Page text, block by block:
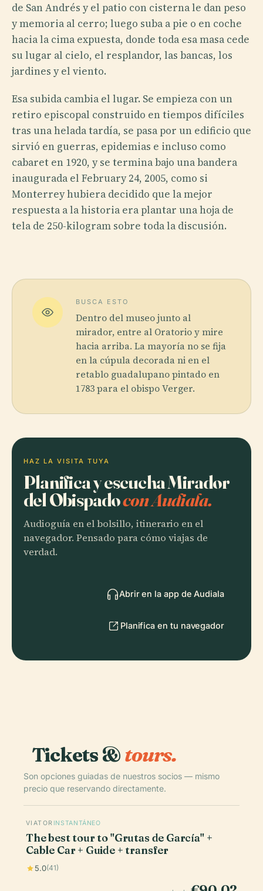
de San Andrés y el patio con cisterna le dan peso
y memoria al cerro; luego suba a pie o en coche
hacia la cima expuesta, donde toda esa masa cede
su lugar al cielo, el resplandor, las bancas, los
jardines y el viento.
Esa subida cambia el lugar. Se empieza con un
retiro episcopal construido en tiempos difíciles
tras una helada tardía, se pasa por un edificio que
sirvió en guerras, epidemias e incluso como
cabaret en 1920, y se termina bajo una bandera
inaugurada el February 24, 2005, como si
Monterrey hubiera decidido que la mejor
respuesta a la historia era plantar una hoja de
tela de 250-kilogram sobre toda la discusión.
BUSCA ESTO
Dentro del museo junto al
mirador, entre al Oratorio y mire
hacia arriba. La mayoría no se fija
en la cúpula decorada ni en el
retablo guadalupano pintado en
1783 para el obispo Verger.
HAZ LA VISITA TUYA
Planifica y escucha Mirador
del Obispadocon Audiala.
Audioguía en el bolsillo, itinerario en el
navegador. Pensado para cómo viajas de
verdad.
Abrir en la app de Audiala
Planifica en tu navegador
Tickets &tours.
Son opciones guiadas de nuestros socios — mismo
precio que reservando directamente.
VIATOR INSTANTÁNEO
The best tour to "Grutas de García" +
Cable Car + Guide + transfer
5.0(41)